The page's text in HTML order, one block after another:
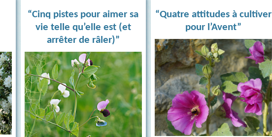
“Cinq pistes pour aimer sa
vie telle qu’elle est (et
arrêter de râler)”
“Quatre attitudes à cultiver
pour l’Avent”